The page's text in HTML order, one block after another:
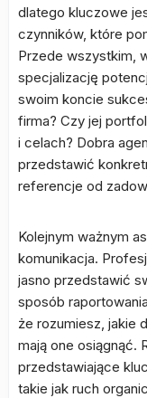
dlatego kluczowe
czynników, które
Przede wszystkim,
specjalizację
swoim koncie
firma? Czy jej
i celach? Dobra
przedstawić
referencje od
Kolejnym ważnym
komunikacja.
jasno przedstawić
sposób
że rozumiesz, jakie
mają one osiągnąć.
przedstawiające
takie jak ruch